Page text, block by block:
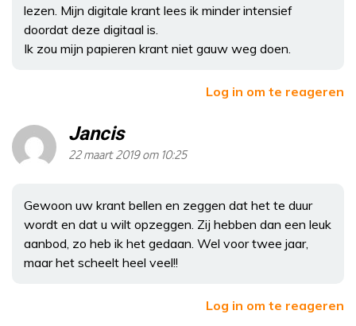
lezen. Mijn digitale krant lees ik minder intensief
doordat deze digitaal is.
Ik zou mijn papieren krant niet gauw weg doen.
Log in om te reageren
Jancis
22 maart 2019 om 10:25
Gewoon uw krant bellen en zeggen dat het te duur
wordt en dat u wilt opzeggen. Zij hebben dan een leuk
aanbod, zo heb ik het gedaan. Wel voor twee jaar,
maar het scheelt heel veel!!
Log in om te reageren